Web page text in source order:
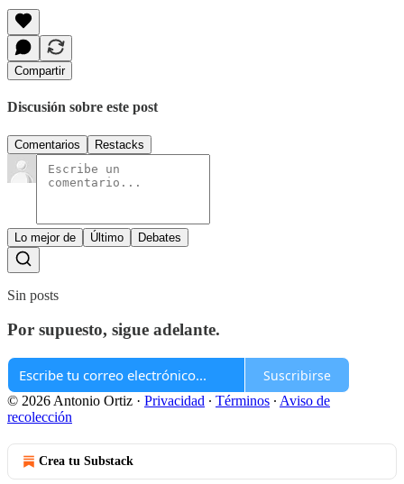
Compartir
Discusión sobre este post
Comentarios Restacks
Lo mejor de Último Debates
Sin posts
Por supuesto, sigue adelante.
Suscribirse
© 2026 Antonio Ortiz · Privacidad ∙ Términos ∙ Aviso de
recolección
Crea tu Substack